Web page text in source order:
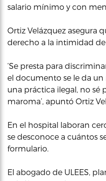
salario mínimo y con
Ortiz Velázquez asegura
derecho a la intimidad
‘Se presta para
el documento se le da
una práctica ilegal, no sé
maroma’, apuntó Ortiz
En el hospital laboran
se desconoce a cuántos
formulario.
El abogado de ULEES,